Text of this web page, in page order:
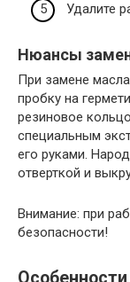
Удалите
Нюансы
При замене
пробку на
резиновое
специальным
его руками.
отверткой и
Внимание: при
безопасности!